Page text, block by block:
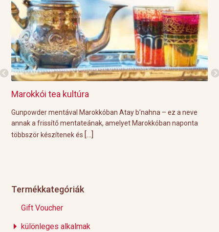
kultúra
Marokkóban Atay b’nahna – ez a neve
amelyet Marokkóban naponta
és[…]
A közelgő indián nyár
tökéletes
Termékkategóriák
Gift Voucher
különleges alkalmak